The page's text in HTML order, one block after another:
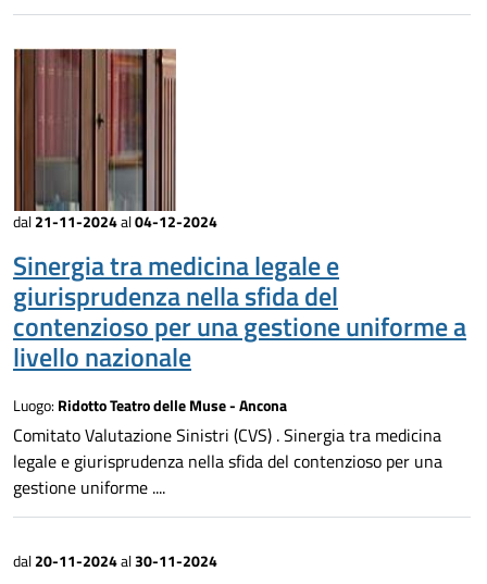
dal21-11-2024al04-12-2024
Sinergia tra medicina legale e
giurisprudenza nella sfida del
contenzioso per una gestione uniforme a
livello nazionale
Luogo: Ridotto Teatro delle Muse - Ancona
Comitato Valutazione Sinistri (CVS) . Sinergia tra medicina
legale e giurisprudenza nella sfida del contenzioso per una
gestione uniforme ....
dal20-11-2024al30-11-2024